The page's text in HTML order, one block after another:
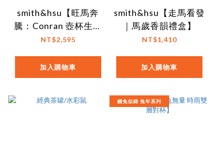
smith&hsu【旺馬奔
騰：Conran 壺杯生肖
組】
NT$2,595
加入購物車
smith&hsu【走馬看發
｜馬歲香韻禮盒】
NT$1,410
加入購物車
錢兔似錦 兔年系列